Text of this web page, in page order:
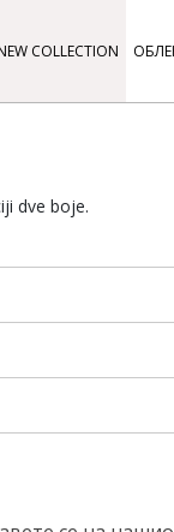
COLLECTION
dve boje.